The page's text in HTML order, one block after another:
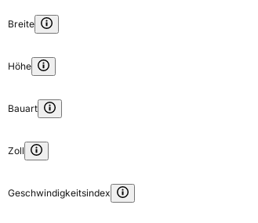
Breite
Höhe
Bauart
Zoll
Geschwindigkeitsindex